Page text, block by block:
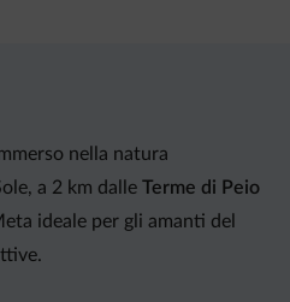
lo stress, immergetevi nella
nella natura
a 2 km dalle Terme di Peio
ideale per gli amanti del